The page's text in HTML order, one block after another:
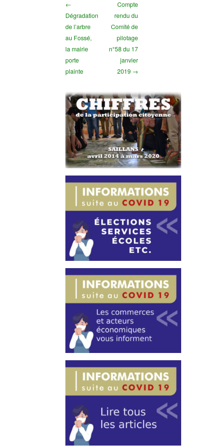
←
Dégradation
de l’arbre
au Fossé,
la mairie
porte
plainte
Compte
rendu du
Comité de
pilotage
n°58 du 17
janvier
2019 →